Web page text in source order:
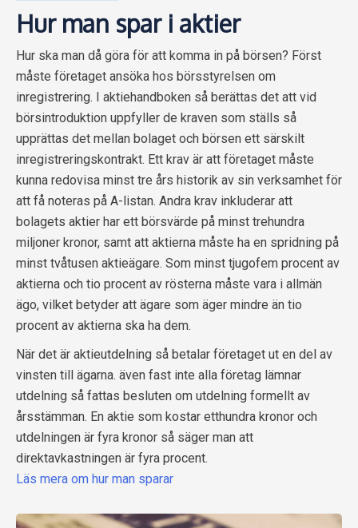
Hur man spar i aktier
Hur ska man då göra för att komma in på börsen? Först
måste företaget ansöka hos börsstyrelsen om
inregistrering. I aktiehandboken så berättas det att vid
börsintroduktion uppfyller de kraven som ställs så
upprättas det mellan bolaget och börsen ett särskilt
inregistreringskontrakt. Ett krav är att företaget måste
kunna redovisa minst tre års historik av sin verksamhet för
att få noteras på A-listan. Andra krav inkluderar att
bolagets aktier har ett börsvärde på minst trehundra
miljoner kronor, samt att aktierna måste ha en spridning på
minst tvåtusen aktieägare. Som minst tjugofem procent av
aktierna och tio procent av rösterna måste vara i allmän
ägo, vilket betyder att ägare som äger mindre än tio
procent av aktierna ska ha dem.
När det är aktieutdelning så betalar företaget ut en del av
vinsten till ägarna. även fast inte alla företag lämnar
utdelning så fattas besluten om utdelning formellt av
årsstämman. En aktie som kostar etthundra kronor och
utdelningen är fyra kronor så säger man att
direktavkastningen är fyra procent.
Läs mera om hur man sparar